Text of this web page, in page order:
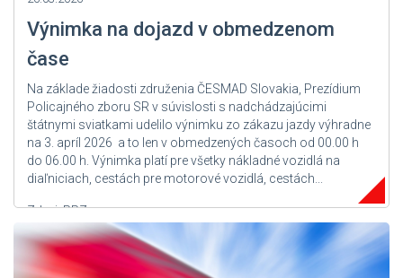
Výnimka na dojazd v obmedzenom
čase
Na základe žiadosti združenia ČESMAD Slovakia, Prezídium
Policajného zboru SR v súvislosti s nadchádzajúcimi
štátnymi sviatkami udelilo výnimku zo zákazu jazdy výhradne
na 3. apríl 2026 a to len v obmedzených časoch od 00.00 h
do 06.00 h. Výnimka platí pre všetky nákladné vozidlá na
diaľniciach, cestách pre motorové vozidlá, cestách...
Zdroj: PPZ